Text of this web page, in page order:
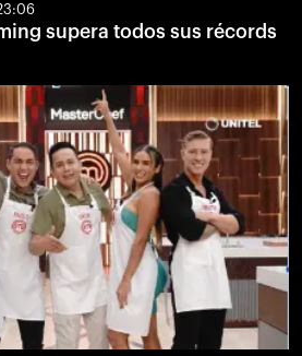
supera todos sus récords